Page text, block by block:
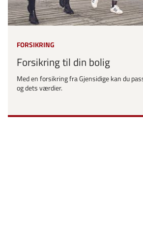
FORSIKRING
Forsikring til din bolig
Med en forsikring fra Gjensidige kan du
og dets værdier.